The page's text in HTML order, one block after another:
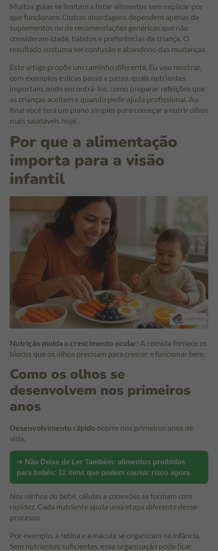
Muitos guias se limitam a listar alimentos sem explicar por
que funcionam. Outras abordagens dependem apenas de
suplementos ou de recomendações genéricas que não
consideram idade, hábitos e preferências da criança. O
resultado costuma ser confusão e abandono das mudanças.
Este artigo propõe um caminho diferente. Eu vou mostrar,
com exemplos e dicas passo a passo, quais nutrientes
importam, onde encontrá-los, como preparar refeições que
as crianças aceitem e quando pedir ajuda profissional. Ao
final você terá um plano simples para começar a nutrir olhos
mais saudáveis hoje.
Por que a alimentação
importa para a visão
infantil
Nutrição molda o crescimento ocular: A comida fornece os
blocos que os olhos precisam para crescer e funcionar bem.
Como os olhos se
desenvolvem nos primeiros
anos
Desenvolvimento rápido ocorre nos primeiros anos de
vida.
➜ Não Deixe de Ler Também: alimentos proibidos
para bebês: 12 itens que podem causar risco agora
Nos ninhos do bebê, células e conexões se formam com
rapidez. Cada nutriente ajuda uma etapa diferente desse
processo.
Por exemplo, a retina e a mácula se organizam na infância.
Sem nutrientes suficientes, essa organização pode ficar